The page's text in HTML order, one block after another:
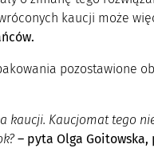
kaucji może
pozostawione
kaucji. Kaucjomat tego
– pyta Olga Goitowska,